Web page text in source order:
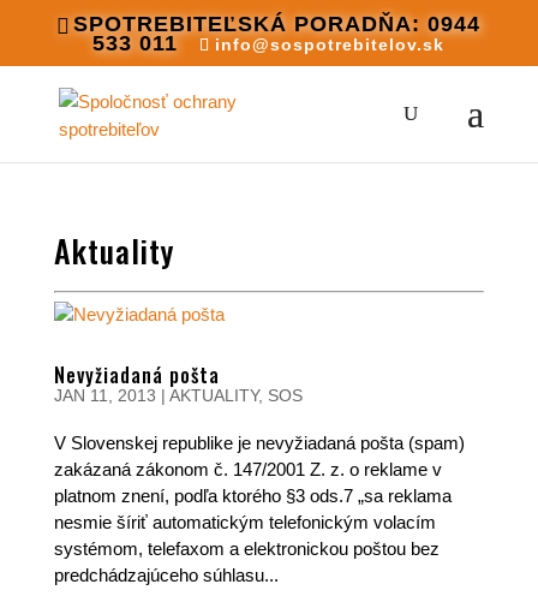
SPOTREBITEĽSKÁ PORADŇA: 0944
533 011
info@sospotrebitelov.sk
Aktuality
Nevyžiadaná pošta
JAN 11, 2013 | AKTUALITY, SOS
V Slovenskej republike je nevyžiadaná pošta (spam)
zakázaná zákonom č. 147/2001 Z. z. o reklame v
platnom znení, podľa ktorého §3 ods.7 „sa reklama
nesmie šíriť automatickým telefonickým volacím
systémom, telefaxom a elektronickou poštou bez
predchádzajúceho súhlasu...